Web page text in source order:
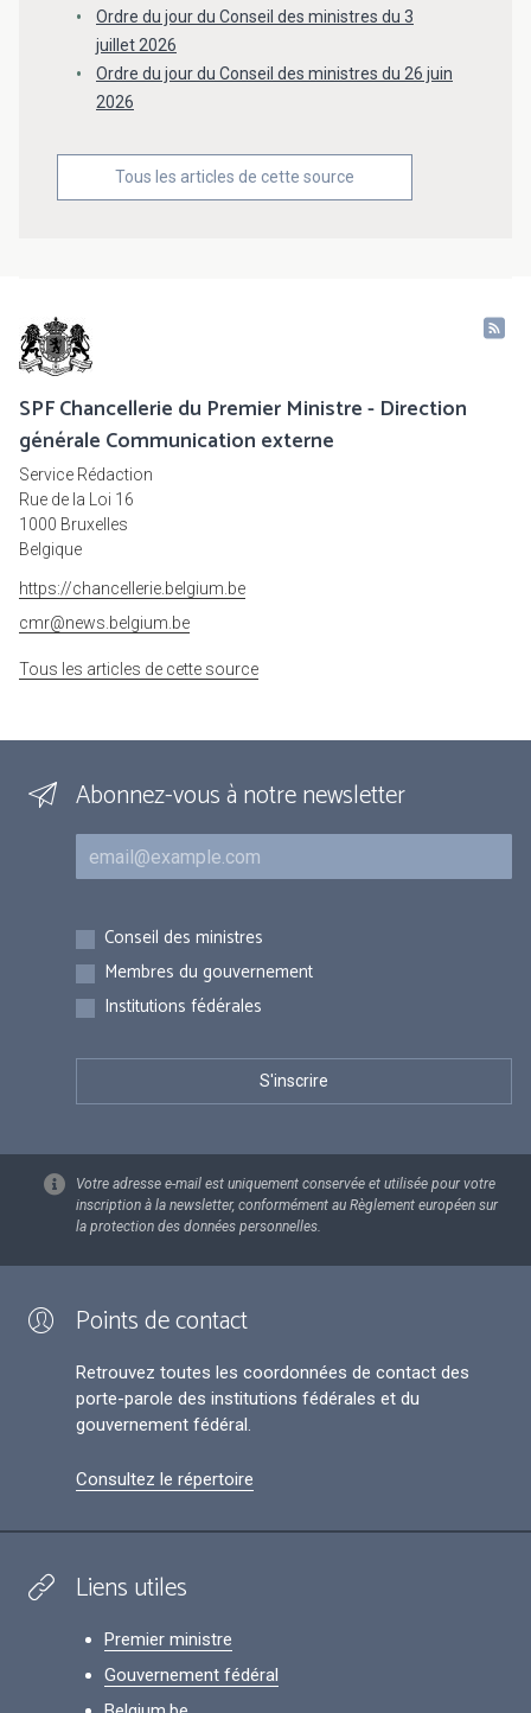
Ordre du jour du Conseil des ministres du 3
juillet 2026
Ordre du jour du Conseil des ministres du 26 juin
2026
Tous les articles de cette source
SPF Chancellerie du Premier Ministre - Direction
générale Communication externe
Service Rédaction
Rue de la Loi 16
1000 Bruxelles
Belgique
https://chancellerie.belgium.be
cmr@news.belgium.be
Tous les articles de cette source
Abonnez-vous à notre newsletter
Courriel
Inscriptions
Conseil des ministres
Membres du gouvernement
Institutions fédérales
Votre adresse e-mail est uniquement conservée et utilisée pour votre
inscription à la newsletter, conformément au Règlement européen sur
la protection des données personnelles.
Points de contact
Retrouvez toutes les coordonnées de contact des
porte-parole des institutions fédérales et du
gouvernement fédéral.
Consultez le répertoire
Liens utiles
Premier ministre
Gouvernement fédéral